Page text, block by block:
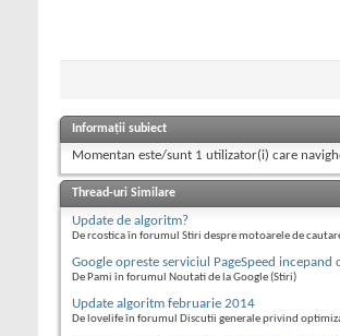
Informații subiect
Momentan este/sunt 1 utilizator(i) care
Thread-uri Similare
Update de algoritm?
De rcostica în forumul Stiri despre motoarele de
Google opreste serviciul PageSpeed incepand
De Pami în forumul Noutati de la Google (Stiri)
Update algoritm februarie 2014
De lovelife în forumul Discutii generale privind